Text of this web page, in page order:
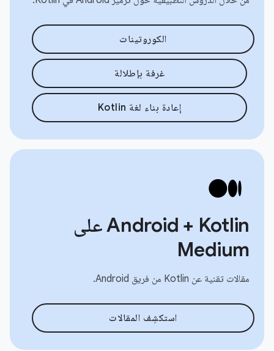
الكوروتينات
غرفة بإطلالة
إعادة بناء لغة Kotlin
Android + Kotlin على
Medium
مقالات تقنية عن Kotlin من فريق Android.
استكشِف المقالات